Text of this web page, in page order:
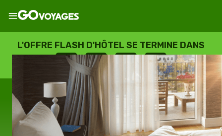
L'OFFRE FLASH D'HÔTEL SE TERMINE DANS
--
JOURS
: --
HEURES
: --
SECONDES